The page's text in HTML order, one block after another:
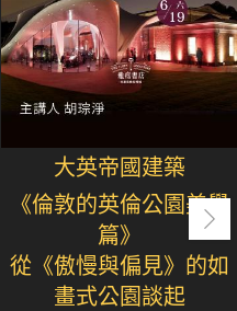
大英帝國建築
《倫敦的英倫公園美學
篇》
從《傲慢與偏見》的如
畫式公園談起